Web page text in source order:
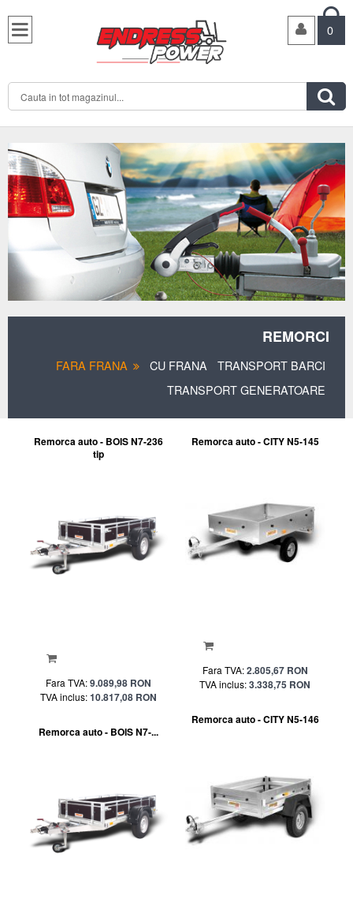

0

REMORCI
FARA FRANA CU FRANA
TRANSPORT BARCI
TRANSPORT GENERATOARE
Remorca auto - BOIS N7-236
tip
Fara TVA: 9.089,98 RON
TVA inclus: 10.817,08 RON
Remorca auto - BOIS N7-...
Remorca auto - CITY N5-145
Fara TVA: 2.805,67 RON
TVA inclus:3.338,75 RON
Remorca auto - CITY N5-146